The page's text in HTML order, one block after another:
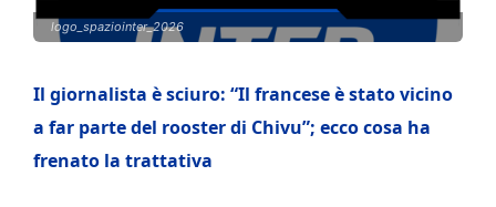
logo_spaziointer_2026
Il giornalista è sciuro: “Il francese è stato vicino
a far parte del rooster di Chivu”; ecco cosa ha
frenato la trattativa